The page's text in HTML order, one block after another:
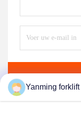
Yanming forklift